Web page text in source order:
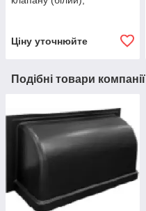
Ціну уточнюйте
Подібні товари компанії